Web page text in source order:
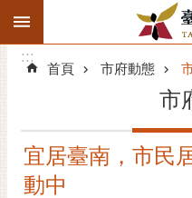
跳到主要內容區塊
搜
階
精彩府城
:::
:::
首頁 市府動態
市
宜居臺南，市民
動中